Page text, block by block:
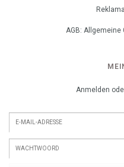
AGB:
Anmelden